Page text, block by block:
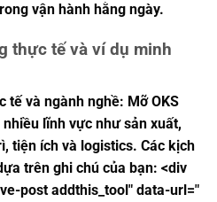
vận hành hằng ngày.
thực tế và ví dụ minh
tế và ngành nghề: Mỡ OKS
nhiều lĩnh vực như sản xuất,
tiện ích và logistics. Các kịch
trên ghi chú của bạn: <div
post addthis_tool" data-url="